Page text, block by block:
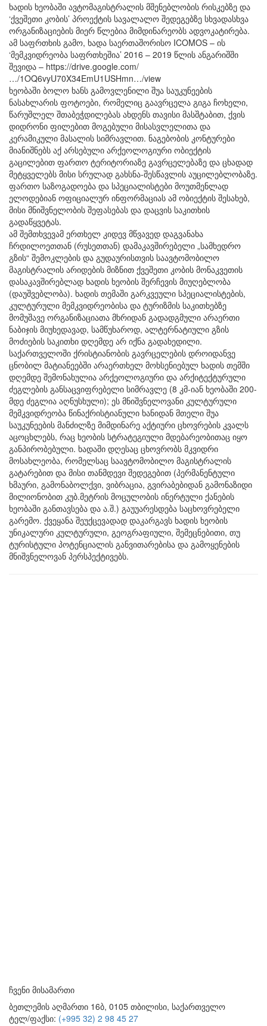
ხადის ხეობაში ავტომაგისტრალის მშენებლობის რისკებზე და
‘ქვეშეთი კობის’ პროექტის სავალალო შედეგებზე სხვადასხვა
ორგანიზაციების მიერ წლებია მიმდინარეობს ადვოკატირება.
ამ საფრთხის გამო, ხადა საერთაშორისო ICOMOS – ის
‘მემკვიდრეობა საფრთხეშია’ 2016 – 2019 წლის ანგარიშში
შევიდა – https://drive.google.com/
…/1OQ6vyU70X34EmU1USHmn…/view
ხეობაში ბოლო ხანს გამოვლენილი შუა საუკუნეების
ნასახლარის ფოტოები, რომელიც გაავრცელა გიგა ჩოხელი,
წარუშლელ შთაბეჭდილებას ახდენს თავისი მასშტაბით, ქვის
დიდრონი ფილებით მოგებული მისასვლელითა და
კერამიკული მასალის სიმრავლით. ნაგებობის კონტურები
მიანიშნებს აქ არსებული არქეოლოგიური ობიექტის
გაცილებით ფართო ტერიტორიაზე გავრცელებაზე და ცხადად
მეტყველებს მისი სრულად გახსნა-შესწავლის აუცილებლობაზე.
ფართო საზოგადოება და სპეციალისტები მოუთმენლად
ელოდებიან ოფიციალურ ინფორმაციას ამ ობიექტის შესახებ,
მისი მნიშვნელობის შეფასებას და დაცვის საკითხის
გადაწყვეტას.
ამ შემთხვევამ ერთხელ კიდევ მწვავედ დაგვანახა
ჩრდილოეთთან (რუსეთთან) დამაკავშირებელი „სამხედრო
გზის“ შემოკლების და გუდაურისთვის საავტომობილო
მაგისტრალის არიდების მიზნით ქვეშეთი კობის მონაკვეთის
დასაკავშირებლად ხადის ხეობის შერჩევის მიუღებლობა
(დაუშვებლობა). ხადის თემაში გარკვეული სპეციალისტების,
კულტურული მემკვიდრეობისა და ტურიზმის საკითხებზე
მომუშავე ორგანიზაციათა მხრიდან გადადგმული არაერთი
ნაბიჯის მიუხედავად, სამწუხაროდ, ალტერნატიული გზის
მოძიების საკითხი დღემდე არ იქნა გადახედილი.
საქართველოში ქრისტიანობის გავრცელების დროიდანვე
ცნობილ მატიანეებში არაერთხელ მოხსენიებულ ხადის თემში
დღემდე შემონახულია არქეოლოგიური და არქიტექტურული
ძეგლების განსაცვიფრებელი სიმრავლე (8 კმ-იან ხეობაში 200-
მდე ძეგლია აღნუსხული); ეს მნიშვნელოვანი კულტურული
მემკვიდრეობა წინაქრისტიანული ხანიდან მთელი შუა
საუკუნეების მანძილზე მიმდინარე აქტიური ცხოვრების კვალს
აცოცხლებს, რაც ხეობის სტრატეგიული მდებარეობითაც იყო
განპირობებული. ხადაში დღესაც ცხოვრობს მკვიდრი
მოსახლეობა, რომელსაც საავტომობილო მაგისტრალის
გატარებით და მისი თანმდევი შედეგებით (პერმანენტული
ხმაური, გამონაბოლქვი, ვიბრაცია, გვირაბებიდან გამონაზიდი
მილიონობით კუბ.მეტრის მოცულობის ინერტული ქანების
ხეობაში განთავსება და ა.შ.) გაუუარესდება საცხოვრებელი
გარემო. ქვეყანა შეუქცევადად დაკარგავს ხადის ხეობის
უნიკალური კულტურული, გეოგრაფიული, შემეცნებითი, თუ
ტურისტული პოტენციალის განვითარებისა და გამოყენების
მნიშვნელოვან პერსპექტივებს.
ჩვენი მისამართი
ბეთლემის აღმართი 16ბ, 0105 თბილისი, საქართველო
ტელ/ფაქსი: (+995 32) 2 98 45 27